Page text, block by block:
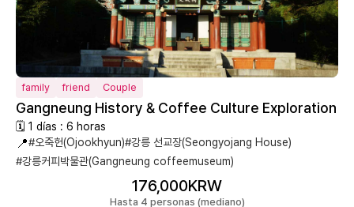
family friend Couple
Gangneung History & Coffee Culture Exploration
🗓 1 días : 6 horas
📍#오죽헌(Ojookhyun)#강릉 선교장(Seongyojang House)
#강릉커피박물관(Gangneung coffeemuseum)
176,000KRW
Hasta 4 personas (mediano)